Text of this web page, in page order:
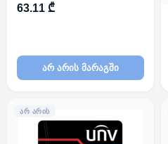
63.11 ₾
არ არის მარაგში
ᲐᲠ ᲐᲠᲘᲡ